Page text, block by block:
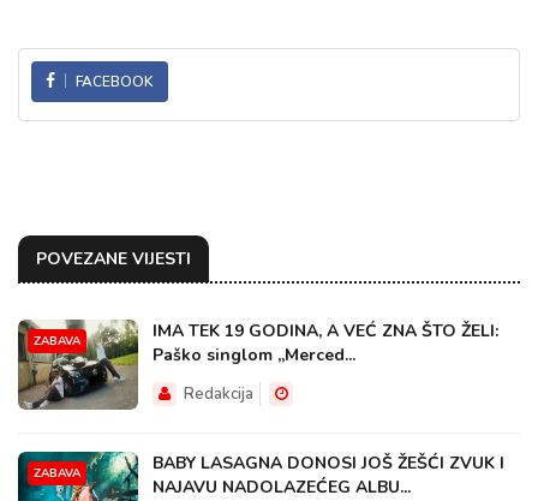
FACEBOOK
POVEZANE VIJESTI
ZABAVA
IMA TEK 19 GODINA, A VEĆ ZNA ŠTO ŽELI:
Paško singlom „Merced...
Redakcija
ZABAVA
BABY LASAGNA DONOSI JOŠ ŽEŠĆI ZVUK I
NAJAVU NADOLAZEĆEG ALBU...